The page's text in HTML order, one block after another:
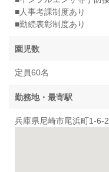
■人事考課制度あり
■勤続表彰制度あり
園児数
定員60名
勤務地・最寄駅
兵庫県尼崎市尾浜町1-6-